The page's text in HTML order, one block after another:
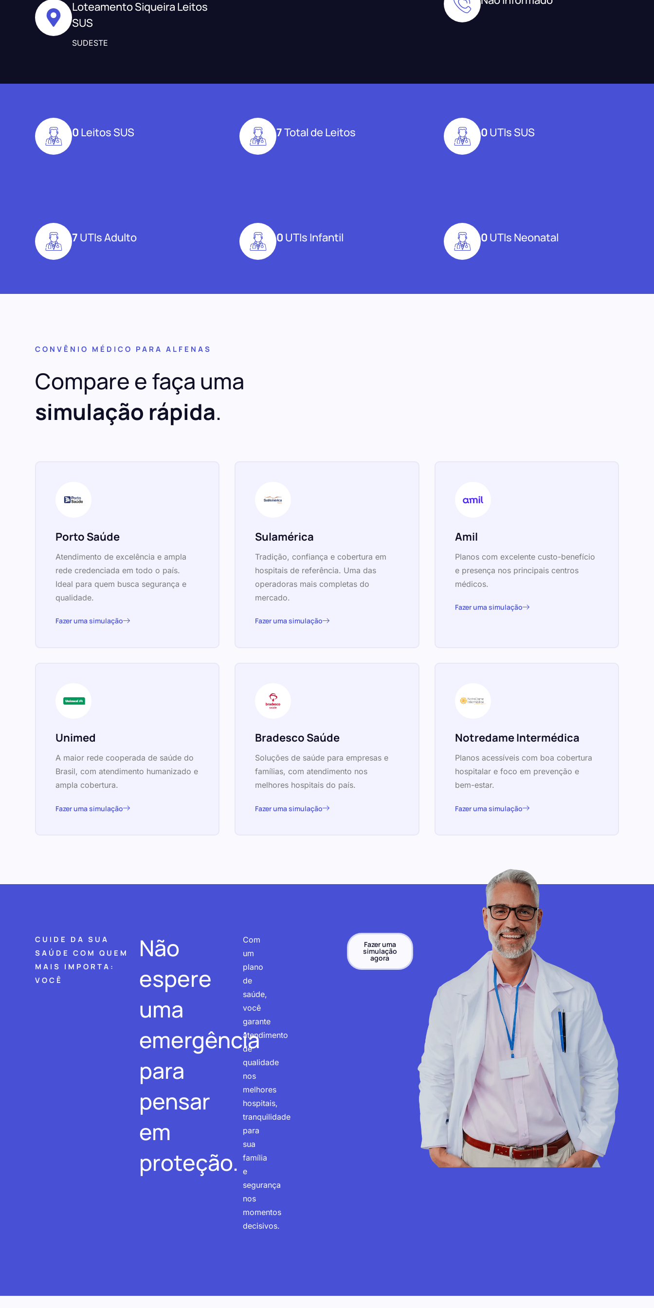
Loteamento Siqueira Leitos
SUS
SUDESTE
0 Leitos SUS 7Total de Leitos 0 UTIs SUS
7 UTIs Adulto 0 UTIs Infantil 0 UTIs Neonatal
CONVÊNIO MÉDICO PARA ALFENAS
Compare e faça uma
simulação rápida.
Porto Saúde
Atendimento de excelência e ampla
rede credenciada em todo o país.
Ideal para quem busca segurança e
qualidade.
Fazer uma simulação
Sulamérica
Tradição, confiança e cobertura em
hospitais de referência. Uma das
operadoras mais completas do
mercado.
Fazer uma simulação
Amil
Planos com excelente custo-benefício
e presença nos principais centros
médicos.
Fazer uma simulação
Unimed
A maior rede cooperada de saúde do
Brasil, com atendimento humanizado e
ampla cobertura.
Fazer uma simulação
Bradesco Saúde
Soluções de saúde para empresas e
famílias, com atendimento nos
melhores hospitais do país.
Fazer uma simulação
Notredame Intermédica
Planos acessíveis com boa cobertura
hospitalar e foco em prevenção e
bem-estar.
Fazer uma simulação
CUIDE DA SUA
SAÚDE COM QUEM
MAIS IMPORTA:
VOCÊ
Não
espere
uma
emergência
para
pensar
em
proteção.
Com
um
plano
de
saúde,
você
garante
atendimento
de
qualidade
nos
melhores
hospitais,
tranquilidade
para
sua
família
e
segurança
nos
momentos
decisivos.
Fazer uma
simulação
agora